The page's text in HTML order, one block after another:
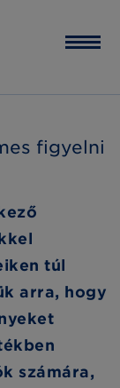
figyelni
túl
arra, hogy
számára,